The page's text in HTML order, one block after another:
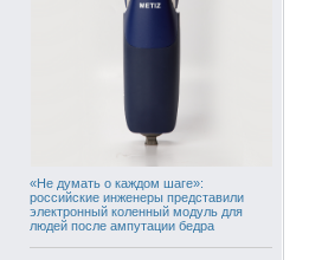
«Не думать о каждом шаге»:
российские инженеры представили
электронный коленный модуль для
людей после ампутации бедра